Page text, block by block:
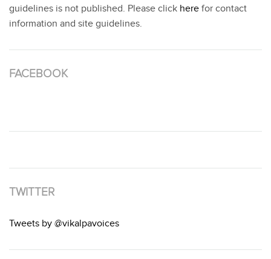
guidelines is not published. Please click here for contact
information and site guidelines.
FACEBOOK
TWITTER
Tweets by @vikalpavoices